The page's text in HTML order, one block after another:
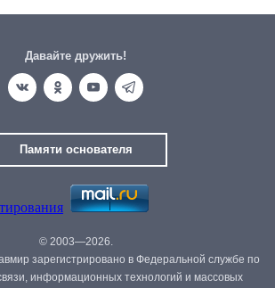
Давайте дружить!
Памяти основателя
© 2003—2026.
зарегистрировано в Федеральной службе по
информационных технологий и массовых